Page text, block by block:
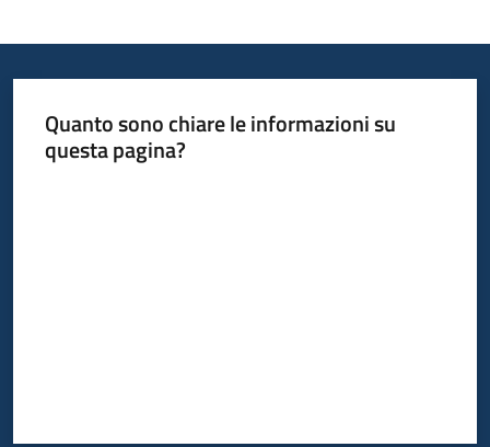
Quanto sono chiare le informazioni su
questa pagina?